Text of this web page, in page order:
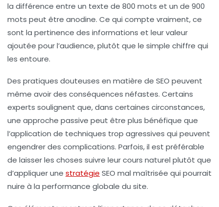
la différence entre un texte de 800 mots et un de 900
mots peut être anodine. Ce qui compte vraiment, ce
sont la pertinence des informations et leur valeur
ajoutée pour l’audience, plutôt que le simple chiffre qui
les entoure.
Des pratiques douteuses en matière de SEO peuvent
même avoir des conséquences néfastes. Certains
experts soulignent que, dans certaines circonstances,
une approche passive peut être plus bénéfique que
l’application de techniques trop agressives qui peuvent
engendrer des complications. Parfois, il est préférable
de laisser les choses suivre leur cours naturel plutôt que
d’appliquer une stratégie SEO mal maîtrisée qui pourrait
nuire à la performance globale du site.